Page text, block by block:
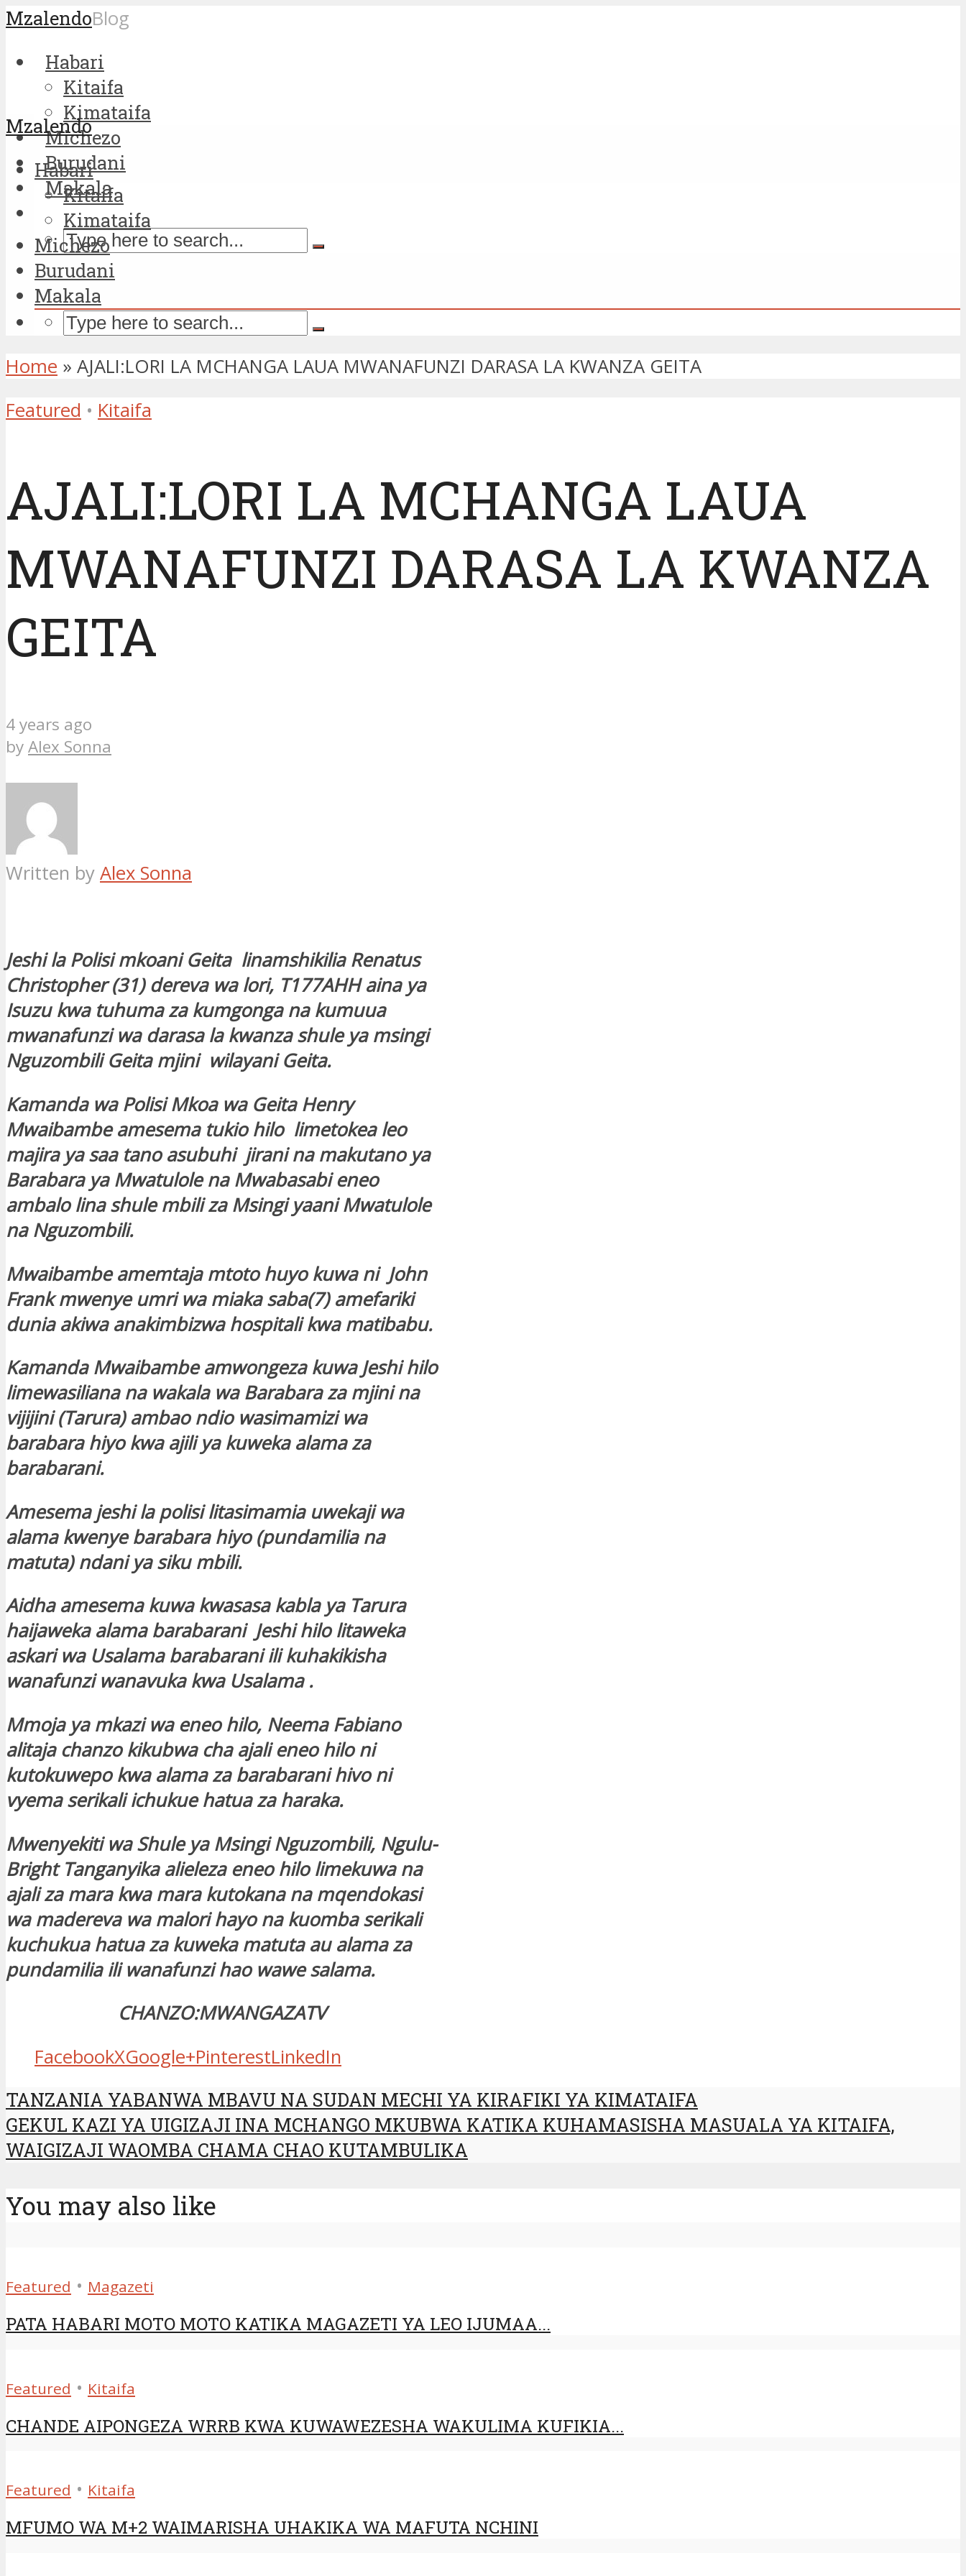
MzalendoBlog
Habari
Kitaifa
Kimataifa
Michezo
Burudani
Makala
Mzalendo
Habari
Kitaifa
Kimataifa
Michezo
Burudani
Makala
Home » AJALI:LORI LA MCHANGA LAUA MWANAFUNZI DARASA LA KWANZA GEITA
Featured • Kitaifa
AJALI:LORI LA MCHANGA LAUA
MWANAFUNZI DARASA LA KWANZA
GEITA
4 years ago
byAlex Sonna
Written by Alex Sonna
Jeshi la Polisi mkoani Geita linamshikilia Renatus
Christopher (31) dereva wa lori, T177AHH aina ya
Isuzu kwa tuhuma za kumgonga na kumuua
mwanafunzi wa darasa la kwanza shule ya msingi
Nguzombili Geita mjini wilayani Geita.
Kamanda wa Polisi Mkoa wa Geita Henry
Mwaibambe amesema tukio hilo limetokea leo
majira ya saa tano asubuhi jirani na makutano ya
Barabara ya Mwatulole na Mwabasabi eneo
ambalo lina shule mbili za Msingi yaani Mwatulole
na Nguzombili.
Mwaibambe amemtaja mtoto huyo kuwa ni John
Frank mwenye umri wa miaka saba(7) amefariki
dunia akiwa anakimbizwa hospitali kwa matibabu.
Kamanda Mwaibambe amwongeza kuwa Jeshi hilo
limewasiliana na wakala wa Barabara za mjini na
vijijini (Tarura) ambao ndio wasimamizi wa
barabara hiyo kwa ajili ya kuweka alama za
barabarani.
Amesema jeshi la polisi litasimamia uwekaji wa
alama kwenye barabara hiyo (pundamilia na
matuta) ndani ya siku mbili.
Aidha amesema kuwa kwasasa kabla ya Tarura
haijaweka alama barabarani Jeshi hilo litaweka
askari wa Usalama barabarani ili kuhakikisha
wanafunzi wanavuka kwa Usalama .
Mmoja ya mkazi wa eneo hilo, Neema Fabiano
alitaja chanzo kikubwa cha ajali eneo hilo ni
kutokuwepo kwa alama za barabarani hivo ni
vyema serikali ichukue hatua za haraka.
Mwenyekiti wa Shule ya Msingi Nguzombili, Ngulu-
Bright Tanganyika alieleza eneo hilo limekuwa na
ajali za mara kwa mara kutokana na mqendokasi
wa madereva wa malori hayo na kuomba serikali
kuchukua hatua za kuweka matuta au alama za
pundamilia ili wanafunzi hao wawe salama.
CHANZO:MWANGAZATV
FacebookXGoogle+PinterestLinkedIn
TANZANIA YABANWA MBAVU NA SUDAN MECHI YA KIRAFIKI YA KIMATAIFA
GEKUL KAZI YA UIGIZAJI INA MCHANGO MKUBWA KATIKA KUHAMASISHA MASUALA YA KITAIFA,
WAIGIZAJI WAOMBA CHAMA CHAO KUTAMBULIKA
You may also like
Featured • Magazeti
PATA HABARI MOTO MOTO KATIKA MAGAZETI YA LEO IJUMAA...
Featured • Kitaifa
CHANDE AIPONGEZA WRRB KWA KUWAWEZESHA WAKULIMA KUFIKIA...
Featured • Kitaifa
MFUMO WA M+2 WAIMARISHA UHAKIKA WA MAFUTA NCHINI